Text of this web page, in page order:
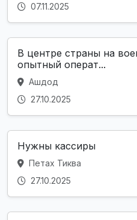
07.11.2025
В центре страны на
опытный операт...
Ашдод
27.10.2025
Нужны кассиры
Петах Тиква
27.10.2025